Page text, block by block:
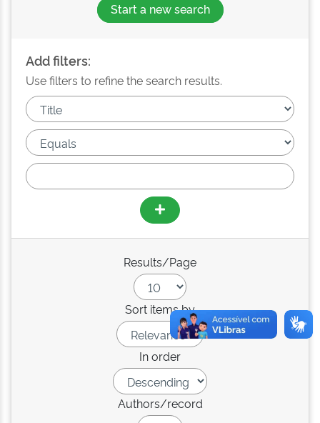
Start a new search
Add filters:
Use filters to refine the search results.
Results/Page
Sort items by
In order
Authors/record